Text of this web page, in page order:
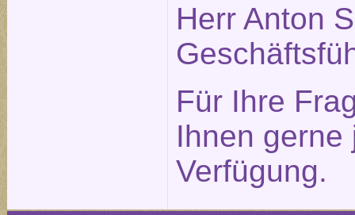
Herr Anton
Für Ihre
Ihnen gerne
Verfügung.